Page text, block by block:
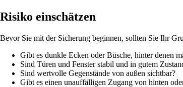
Risiko einschätzen
Bevor Sie mit der Sicherung beginnen, sollten Sie Ihr
Gibt es dunkle Ecken oder Büsche, hinter denen
Sind Türen und Fenster stabil und in gutem
Sind wertvolle Gegenstände von außen sichtbar?
Gibt es einen unauffälligen Zugang von hinten